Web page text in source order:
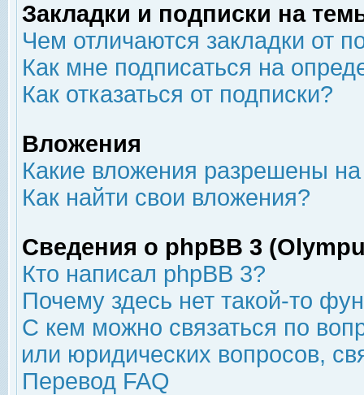
Закладки и подписки на
Чем отличаются закладки от
Как мне подписаться на
Как отказаться от подписки?
Вложения
Какие вложения разрешены
Как найти свои вложения?
Сведения о phpBB 3
Кто написал phpBB 3?
Почему здесь нет такой-то
С кем можно связаться по
или юридических вопросов,
Перевод FAQ